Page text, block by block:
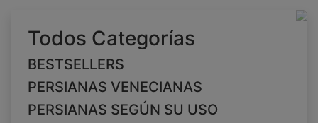
Todos Categorías
BESTSELLERS
PERSIANAS VENECIANAS
PERSIANAS SEGÚN SU USO